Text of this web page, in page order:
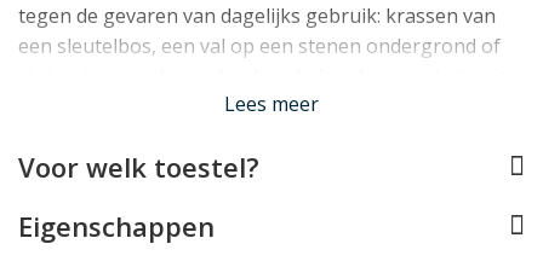
tegen de gevaren van dagelijks gebruik: krassen van
een sleutelbos, een val op een stenen ondergrond of
gemaakt van super sterk glas met een zwarte
U hoeft daarbij niet bang te zijn dat de PanzerGlass
Lees meer
Voor welk toestel?
Eigenschappen